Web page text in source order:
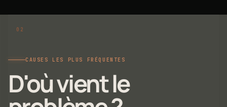
CAUSES LES PLUS FRÉQUENTES
D'où vient le